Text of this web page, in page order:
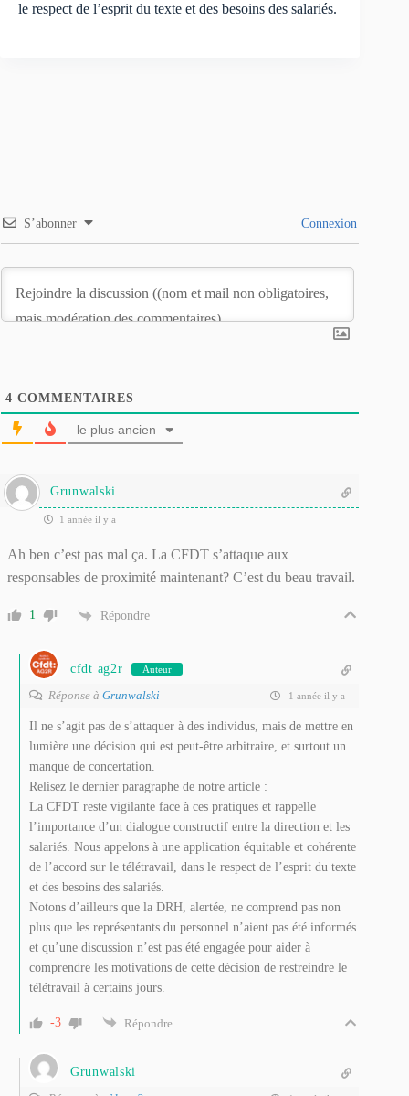
le respect de l’esprit du texte et des besoins des salariés.
S’abonner Connexion
4 COMMENTAIRES
le plus ancien
Grunwalski
1 année il y a
Ah ben c’est pas mal ça. La CFDT s’attaque aux
responsables de proximité maintenant? C’est du beau travail.
1 Répondre
cfdt ag2r Auteur
Réponse à Grunwalski 1 année il y a
Il ne s’agit pas de s’attaquer à des individus, mais de mettre en
lumière une décision qui est peut-être arbitraire, et surtout un
manque de concertation.
Relisez le dernier paragraphe de notre article :
La CFDT reste vigilante face à ces pratiques et rappelle
l’importance d’un dialogue constructif entre la direction et les
salariés. Nous appelons à une application équitable et cohérente
de l’accord sur le télétravail, dans le respect de l’esprit du texte
et des besoins des salariés.
Notons d’ailleurs que la DRH, alertée, ne comprend pas non
plus que les représentants du personnel n’aient pas été informés
et qu’une discussion n’est pas été engagée pour aider à
comprendre les motivations de cette décision de restreindre le
télétravail à certains jours.
-3 Répondre
Grunwalski